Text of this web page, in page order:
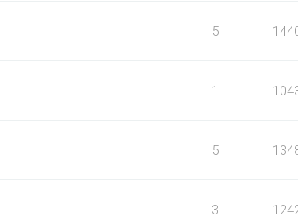
5
1
5
3